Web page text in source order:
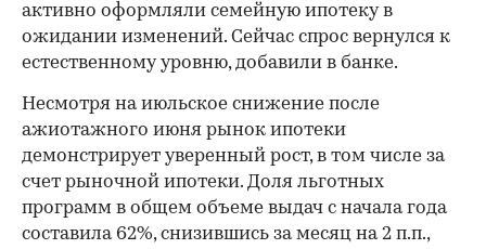
активно оформляли семейную ипотеку в
ожидании изменений. Сейчас спрос вернулся к
естественному уровню, добавили в банке.
Несмотря на июльское снижение после
ажиотажного июня рынок ипотеки
демонстрирует уверенный рост, в том числе за
счет рыночной ипотеки. Доля льготных
программ в общем объеме выдач с начала года
составила 62%, снизившись за месяц на 2 п.п.,